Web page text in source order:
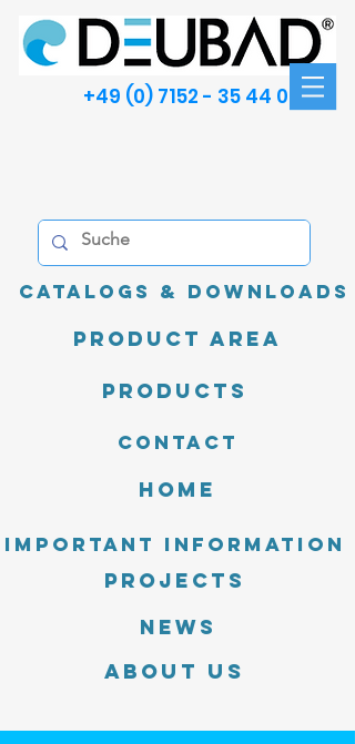
+49 (0) 7152 - 35 44 00
Catalogs & Downloads
product area
Products
Contact
Home
Important information
PROJECTS
News
About Us